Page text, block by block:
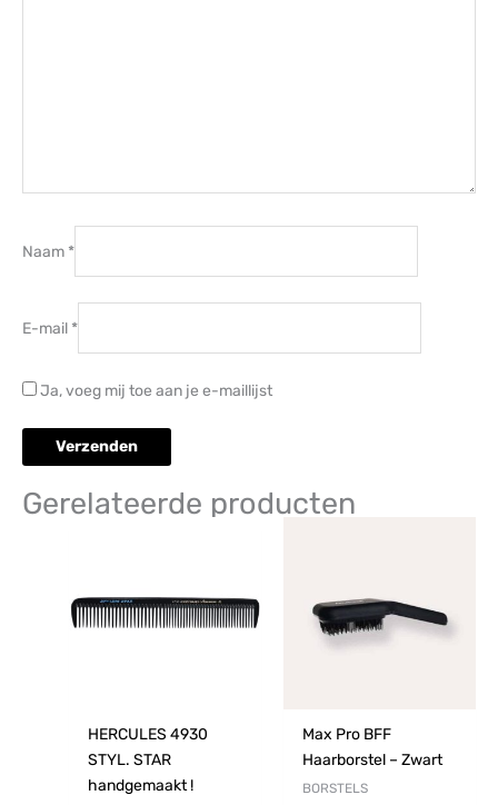
Naam *
E-mail *
Ja, voeg mij toe aan je e-maillijst
Gerelateerde producten
HERCULES 4930
STYL. STAR
handgemaakt !
Max Pro BFF
Haarborstel – Zwart
BORSTELS